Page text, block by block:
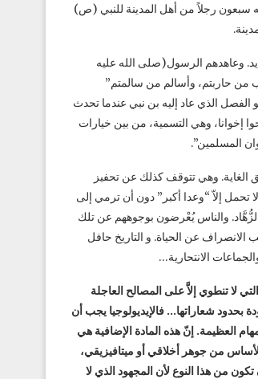
سبعون رجلاً من أهل المدينة للنبي (ص)
وعاهدهم الرسول(صلى الله عليه
من حاربتم، وأسالم من سالمتم‏”
الفصل الذي عاد إليه بن نبي عندما تحدث
إخوانا، وهي التسمية، من بين خيارات
الغاية. وهي تتوقف كذلك عن تحفيز
تحمل إلاّ “وعدا أكبر” دون أن ترمي إلى
والناس يُعْرضون بوجوههم عن تلك
الانصراف عن الحياة. و التاريخ حافل
التي لا تنطوي إلاَّ على المصالح العاجلة
بحدود شعاراتها… فالإيديولوجيا يجب أن
العظيمة. إنّ هذه المادة الإضافية هي
من جوهر أخلاقي أو ميتافيزيقي،
من هذا النوع لأن المجهود الذي لا